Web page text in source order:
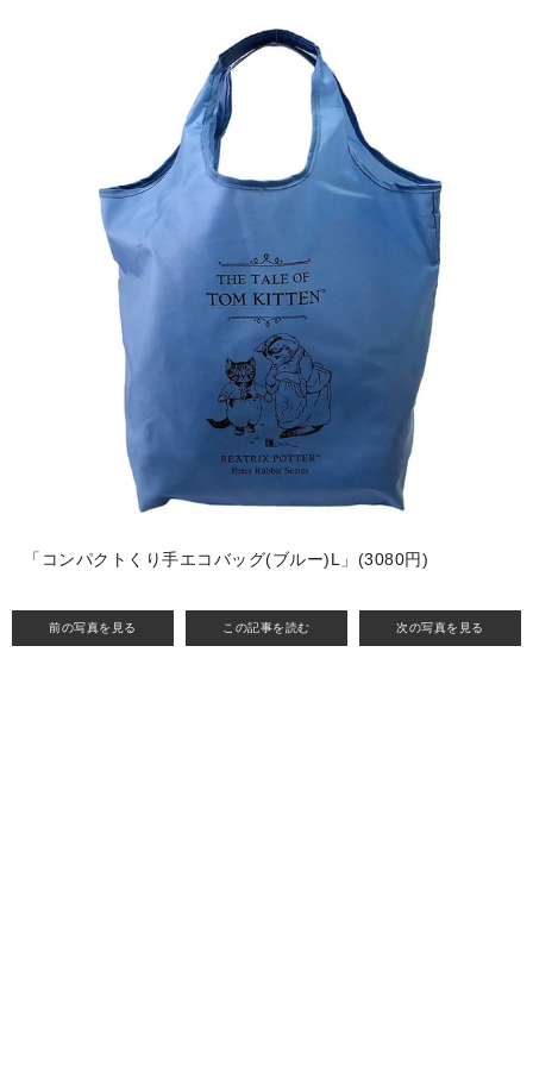
前の写真を見る この記事を読む 次の写真を見る
「コンパクトくり手エコバッグ(ブルー)L」(3080円)